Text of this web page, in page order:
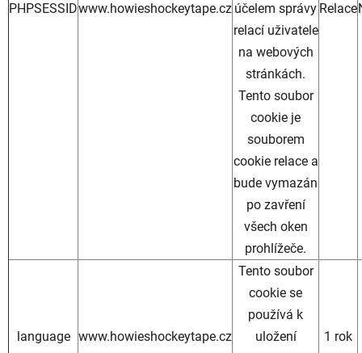
PHPSESSIDwww.howieshockeytape.cz účelem správy
relací uživatele
na webových
stránkách.
Tento soubor
cookie je
souborem
cookie relace a
bude vymazán
po zavření
všech oken
prohlížeče.
Relace
language www.howieshockeytape.cz
Tento soubor
cookie se
používá k
uložení
1 rok